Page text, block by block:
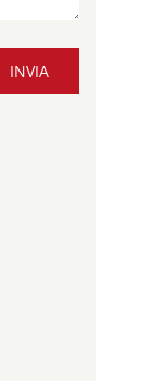
INVIA